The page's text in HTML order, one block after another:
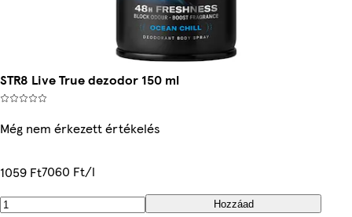
STR8 Live True dezodor 150 ml
Még nem érkezett értékelés
1059 Ft7060 Ft/l
Hozzáad